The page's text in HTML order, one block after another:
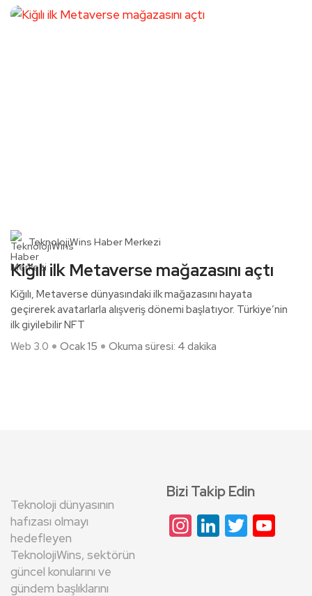
TeknolojiWins Haber Merkezi
Kiğılı ilk Metaverse mağazasını açtı
Kiğılı, Metaverse dünyasındaki ilk mağazasını hayata
geçirerek avatarlarla alışveriş dönemi başlatıyor. Türkiye’nin
ilk giyilebilir NFT
Web 3.0
Ocak 15 Okuma süresi: 4 dakika
Teknoloji dünyasının
hafızası olmayı
hedefleyen
TeknolojiWins, sektörün
güncel konularını ve
gündem başlıklarını
Bizi Takip Edin
Instagram
LinkedIn